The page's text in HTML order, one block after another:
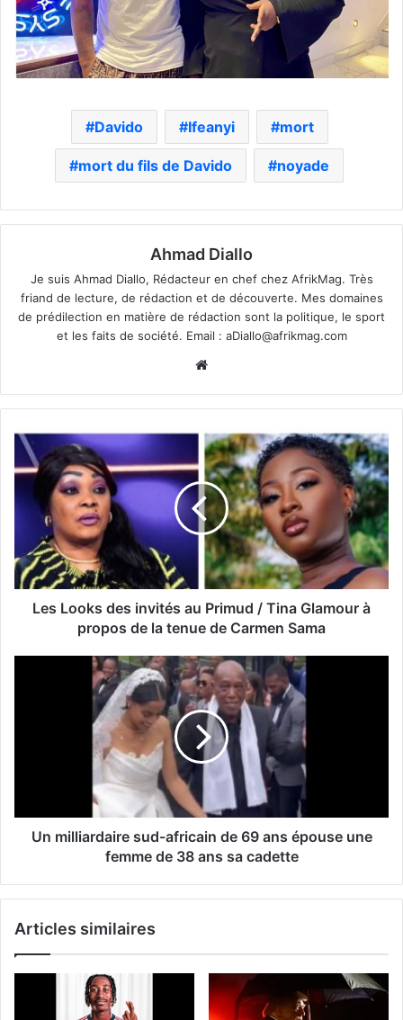
Davido Ifeanyi mort
mort du fils de Davido noyade
Ahmad Diallo
Je suis Ahmad Diallo, Rédacteur en chef chez AfrikMag. Très
friand de lecture, de rédaction et de découverte. Mes domaines
de prédilection en matière de rédaction sont la politique, le sport
et les faits de société. Email : aDiallo@afrikmag.com
Les Looks des invités au Primud / Tina Glamour à
propos de la tenue de Carmen Sama
Un milliardaire sud-africain de 69 ans épouse une
femme de 38 ans sa cadette
Articles similaires